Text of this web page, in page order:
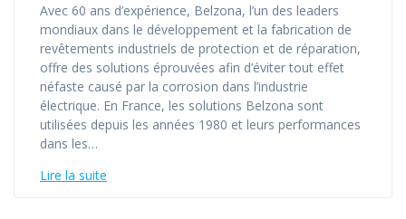
Avec 60 ans d’expérience, Belzona, l’un des leaders
mondiaux dans le développement et la fabrication de
revêtements industriels de protection et de réparation,
offre des solutions éprouvées afin d’éviter tout effet
néfaste causé par la corrosion dans l’industrie
électrique. En France, les solutions Belzona sont
utilisées depuis les années 1980 et leurs performances
dans les…
Lire la suite